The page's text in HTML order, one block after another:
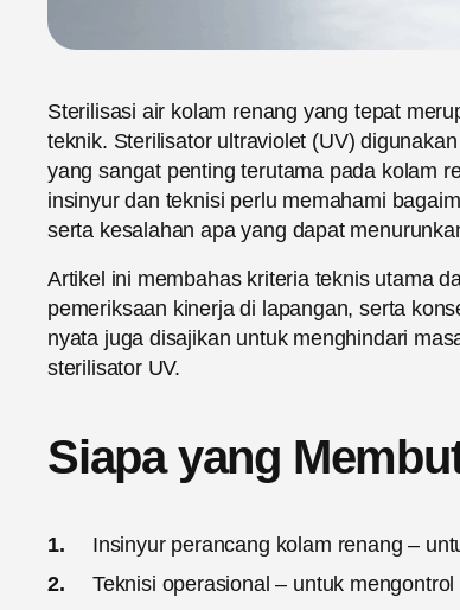
Sterilisasi air kolam renang yang tepat
teknik. Sterilisator ultraviolet (UV)
yang sangat penting terutama pada kolam
insinyur dan teknisi perlu memahami
serta kesalahan apa yang dapat
Artikel ini membahas kriteria teknis utama
pemeriksaan kinerja di lapangan, serta
nyata juga disajikan untuk menghindari
sterilisator UV.
Siapa yang
Insinyur perancang kolam renang –
Teknisi operasional – untuk